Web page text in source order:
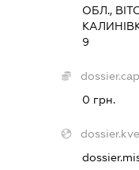
ОБЛ.,
9
0 грн.